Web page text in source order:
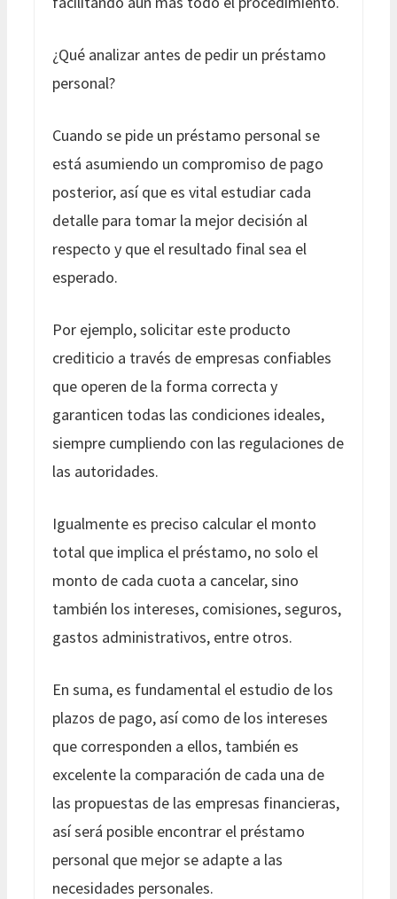
¿Qué analizar antes de pedir un préstamo
personal?
Cuando se pide un préstamo personal se
está asumiendo un compromiso de pago
posterior, así que es vital estudiar cada
detalle para tomar la mejor decisión al
respecto y que el resultado final sea el
esperado.
Por ejemplo, solicitar este producto
crediticio a través de empresas confiables
que operen de la forma correcta y
garanticen todas las condiciones ideales,
siempre cumpliendo con las regulaciones de
las autoridades.
Igualmente es preciso calcular el monto
total que implica el préstamo, no solo el
monto de cada cuota a cancelar, sino
también los intereses, comisiones, seguros,
gastos administrativos, entre otros.
En suma, es fundamental el estudio de los
plazos de pago, así como de los intereses
que corresponden a ellos, también es
excelente la comparación de cada una de
las propuestas de las empresas financieras,
así será posible encontrar el préstamo
personal que mejor se adapte a las
necesidades personales.